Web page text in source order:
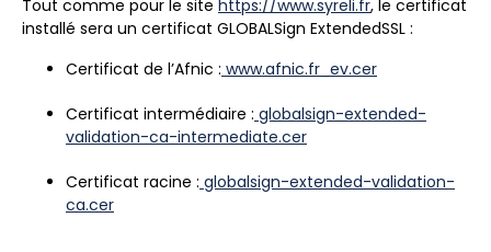
Tout comme pour le site https://www.syreli.fr, le certificat
installé sera un certificat GLOBALSign ExtendedSSL :
Certificat de l’Afnic : www.afnic.fr_ev.cer
Certificat intermédiaire : globalsign-extended-
validation-ca-intermediate.cer
Certificat racine : globalsign-extended-validation-
ca.cer